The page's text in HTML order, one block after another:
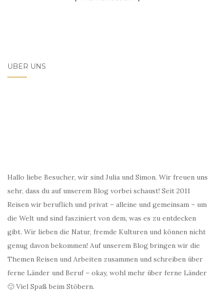
ÜBER UNS
Hallo liebe Besucher, wir sind Julia und Simon. Wir freuen uns
sehr, dass du auf unserem Blog vorbei schaust! Seit 2011
Reisen wir beruflich und privat – alleine und gemeinsam – um
die Welt und sind fasziniert von dem, was es zu entdecken
gibt. Wir lieben die Natur, fremde Kulturen und können nicht
genug davon bekommen! Auf unserem Blog bringen wir die
Themen Reisen und Arbeiten zusammen und schreiben über
ferne Länder und Beruf – okay, wohl mehr über ferne Länder
🙂 Viel Spaß beim Stöbern.